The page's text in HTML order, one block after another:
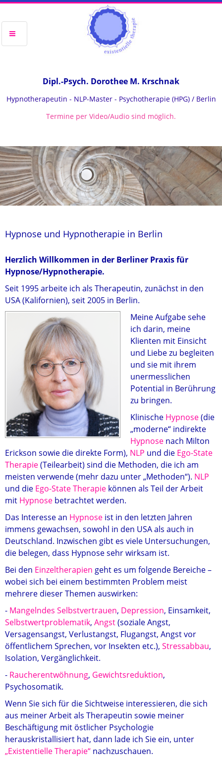
Dipl.-Psych. Dorothee M. Krschnak
Hypnotherapeutin - NLP-Master - Psychotherapie (HPG) / Berlin
Termine per Video/Audio sind möglich.
Hypnose und Hypnotherapie in Berlin
Herzlich Willkommen in der Berliner Praxis für
Hypnose/Hypnotherapie.
Seit 1995 arbeite ich als Therapeutin, zunächst in den
USA (Kalifornien), seit 2005 in Berlin.
Meine Aufgabe sehe
ich darin, meine
Klienten mit Einsicht
und Liebe zu begleiten
und sie mit ihrem
unermesslichen
Potential in Berührung
zu bringen.
Klinische Hypnose(die
„moderne“ indirekte
Hypnose nach Milton
Erickson sowie die direkte Form), NLP und die Ego-State
Therapie(Teilearbeit) sind die Methoden, die ich am
meisten verwende (mehr dazu unter „Methoden“). NLP
und die Ego-State Therapie können als Teil der Arbeit
mit Hypnose betrachtet werden.
Das Interesse an Hypnose ist in den letzten Jahren
immens gewachsen, sowohl in den USA als auch in
Deutschland. Inzwischen gibt es viele Untersuchungen,
die belegen, dass Hypnose sehr wirksam ist.
Bei den Einzeltherapien geht es um folgende Bereiche –
wobei sich bei einem bestimmten Problem meist
mehrere dieser Themen auswirken:
- Mangelndes Selbstvertrauen, Depression, Einsamkeit,
Selbstwertproblematik, Angst(soziale Angst,
Versagensangst, Verlustangst, Flugangst, Angst vor
öffentlichem Sprechen, vor Insekten etc.), Stressabbau,
Isolation, Vergänglichkeit.
- Raucherentwöhnung, Gewichtsreduktion,
Psychosomatik.
Wenn Sie sich für die Sichtweise interessieren, die sich
aus meiner Arbeit als Therapeutin sowie meiner
Beschäftigung mit östlicher Psychologie
herauskristallisiert hat, dann lade ich Sie ein, unter
„Existentielle Therapie“ nachzuschauen.